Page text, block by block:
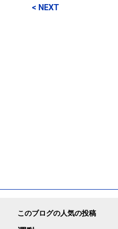
メ
< NEXT
このブログの人気の投稿